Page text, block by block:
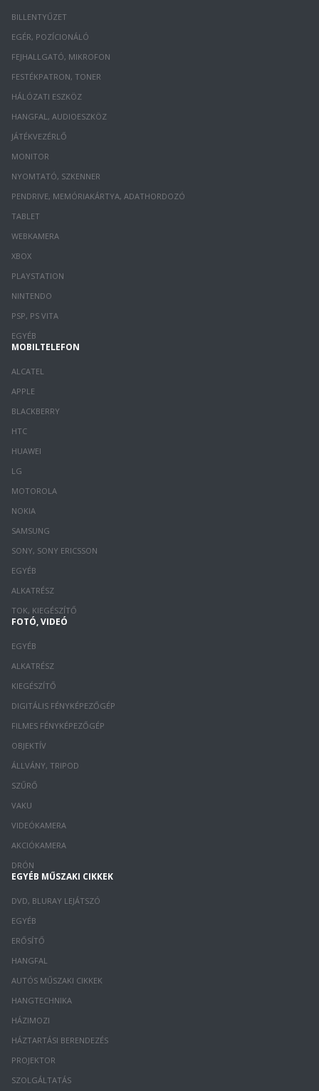
BILLENTYŰZET
EGÉR, POZÍCIONÁLÓ
FEJHALLGATÓ, MIKROFON
FESTÉKPATRON, TONER
HÁLÓZATI ESZKÖZ
HANGFAL, AUDIOESZKÖZ
JÁTÉKVEZÉRLŐ
MONITOR
NYOMTATÓ, SZKENNER
PENDRIVE, MEMÓRIAKÁRTYA, ADATHORDOZÓ
TABLET
WEBKAMERA
XBOX
PLAYSTATION
NINTENDO
PSP, PS VITA
EGYÉB
MOBILTELEFON
ALCATEL
APPLE
BLACKBERRY
HTC
HUAWEI
LG
MOTOROLA
NOKIA
SAMSUNG
SONY, SONY ERICSSON
EGYÉB
ALKATRÉSZ
TOK, KIEGÉSZÍTŐ
FOTÓ, VIDEÓ
EGYÉB
ALKATRÉSZ
KIEGÉSZÍTŐ
DIGITÁLIS FÉNYKÉPEZŐGÉP
FILMES FÉNYKÉPEZŐGÉP
OBJEKTÍV
ÁLLVÁNY, TRIPOD
SZŰRŐ
VAKU
VIDEÓKAMERA
AKCIÓKAMERA
DRÓN
EGYÉB MŰSZAKI CIKKEK
DVD, BLURAY LEJÁTSZÓ
EGYÉB
ERŐSÍTŐ
HANGFAL
AUTÓS MŰSZAKI CIKKEK
HANGTECHNIKA
HÁZIMOZI
HÁZTARTÁSI BERENDEZÉS
PROJEKTOR
SZOLGÁLTATÁS